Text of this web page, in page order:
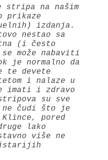
na našim
prikaze
izdanja.
nestao sa
(i često
može nabaviti
je normalno da
te devete
i nalaze u
imati i zdravo
su sve
ne čudi što je
pored
lako
više ne